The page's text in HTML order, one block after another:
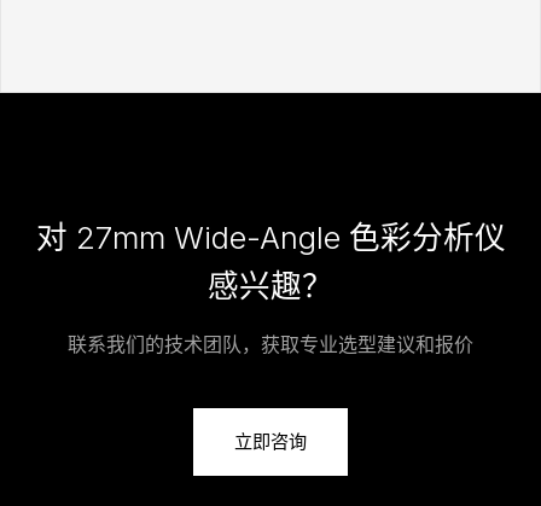
对 27mm Wide-Angle 色彩分析仪
感兴趣？
联系我们的技术团队，获取专业选型建议和报价
立即咨询